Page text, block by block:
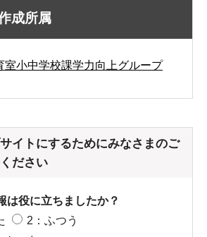
成所属
室小中学校課学力向上グループ
イトにするためにみなさまのご
ださい
は役に立ちましたか？
2：ふつう